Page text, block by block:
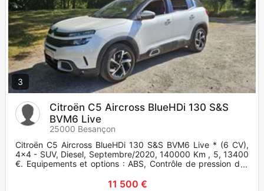
3
Citroën C5 Aircross BlueHDi 130 S&S
BVM6 Live
25000 Besançon
Citroën C5 Aircross BlueHDi 130 S&S BVM6 Live * (6 CV),
4x4 - SUV, Diesel, Septembre/2020, 140000 Km , 5, 13400
€. Equipements et options : ABS, Contrôle de pression des
pneus, Co
11 500 €